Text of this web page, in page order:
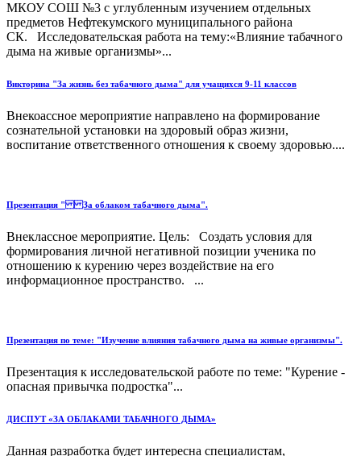
МКОУ СОШ №3 с углубленным изучением отдельных
предметов Нефтекумского муниципального района
СК. Исследовательская работа на тему:«Влияние табачного
дыма на живые организмы»...
Викторина "За жизнь без табачного дыма" для учащихся 9-11 классов
Внекоассное мероприятие направлено на формирование
сознательной установки на здоровый образ жизни,
воспитание ответственного отношения к своему здоровью....
Презентация " За облаком табачного дыма".
Внеклассное мероприятие. Цель: Создать условия для
формирования личной негативной позиции ученика по
отношению к курению через воздействие на его
информационное пространство. ...
Презентация по теме: "Изучение влияния табачного дыма на живые организмы".
Презентация к исследовательской работе по теме: "Курение -
опасная привычка подростка"...
ДИСПУТ «ЗА ОБЛАКАМИ ТАБАЧНОГО ДЫМА»
Данная разработка будет интересна специалистам,